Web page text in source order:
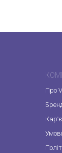
Про